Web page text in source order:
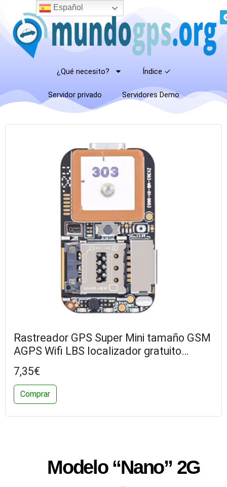
¿Qué necesito? Índice ✓
Servidor privado Servidores Demo
Rastreador GPS Super Mini tamaño GSM
AGPS Wifi LBS localizador gratuito
aplicación Web seguimiento grabadora
de voz ZX303 PCBA dentro de 87HE
7,35€
Comprar
Modelo “Nano” 2G
Español